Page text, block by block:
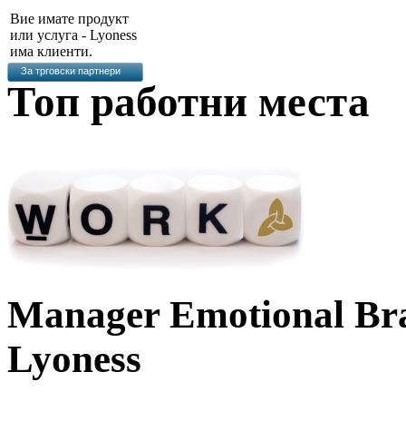
Вие имате продукт
или услуга - Lyoness
има клиенти.
За трговски партнери
Топ работни места
Manager Emotional
Lyoness